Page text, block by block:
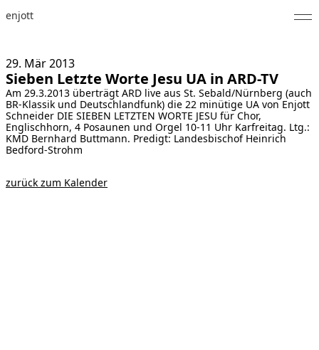
enjott
Selected Works
Werkverzeichnis
About
Fotos
29. Mär2013
Sieben Letzte Worte Jesu UA in ARD-TV
Am 29.3.2013 überträgt ARD live aus St. Sebald/Nürnberg (auch
BR-Klassik und Deutschlandfunk) die 22 minütige UA von Enjott
Schneider DIE SIEBEN LETZTEN WORTE JESU für Chor,
Englischhorn, 4 Posaunen und Orgel 10-11 Uhr Karfreitag. Ltg.:
KMD Bernhard Buttmann. Predigt: Landesbischof Heinrich
Bedford-Strohm
zurück zum Kalender